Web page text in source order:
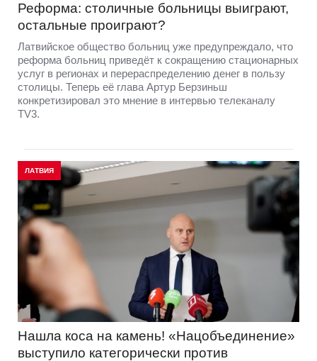
Реформа: столичные больницы выиграют,
остальные проиграют?
Латвийское общество больниц уже предупреждало, что
реформа больниц приведёт к сокращению стационарных
услуг в регионах и перераспределению денег в пользу
столицы. Теперь её глава Артур Берзиньш
конкретизировал это мнение в интервью телеканалу
TV3.
ЛАТВИЯ
Нашла коса на камень! «Нацобъединение»
выступило категорически против